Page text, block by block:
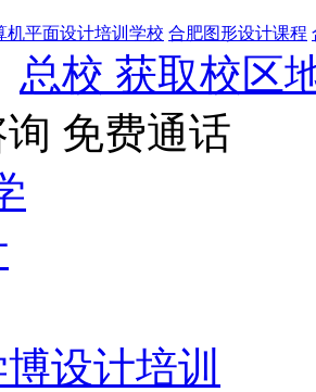
机平面设计培训学校 合肥图形设计课程
总校 获取校区
免费通话
设计培训